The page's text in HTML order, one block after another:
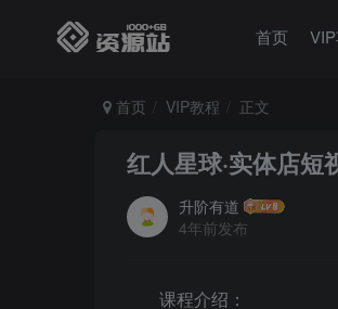
首页
首页 VIP教程 正文
红人星球·实体店
升阶有道
4年前发布
课程介绍：